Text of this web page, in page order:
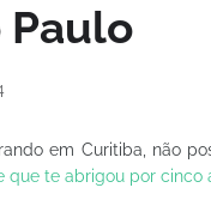
Paulo
em Curitiba, não
que te abrigou por cinco